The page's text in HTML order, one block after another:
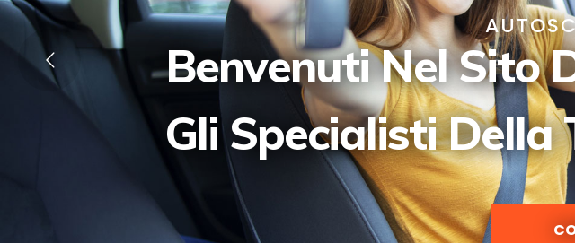
Benvenuti Nel Sito
Gli Specialisti Della